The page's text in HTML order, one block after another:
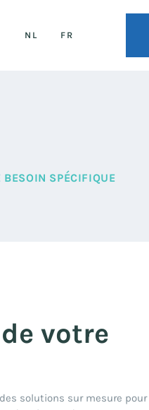
NL FR
BESOIN SPÉCIFIQUE
votre
solutions sur mesure pour